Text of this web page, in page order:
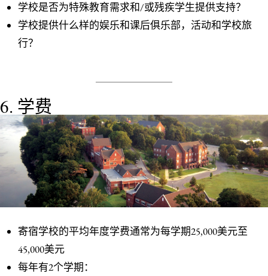
学校是否为特殊教育需求和/或残疾学生提供支持？
学校提供什么样的娱乐和课后俱乐部，活动和学校旅
行？
6. 学费
寄宿学校的平均年度学费通常为每学期25,000美元至
45,000美元
每年有2个学期：